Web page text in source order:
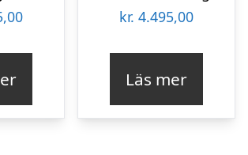
kr. 4.495,00
Läs mer